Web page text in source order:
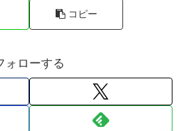
コピー
ォローする